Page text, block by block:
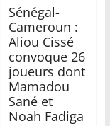
Sénégal-
Cameroun :
Aliou Cissé
convoque 26
joueurs dont
Mamadou
Sané et
Noah Fadiga